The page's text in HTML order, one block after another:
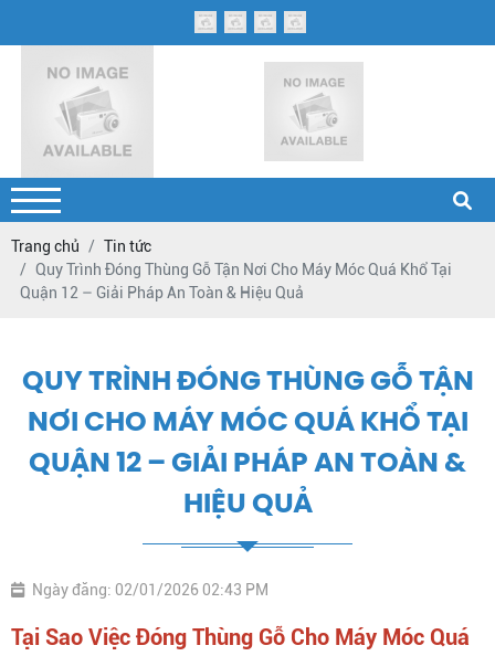
Trang chủ
Tin tức
Quy Trình Đóng Thùng Gỗ Tận Nơi Cho Máy Móc Quá Khổ Tại
Quận 12 – Giải Pháp An Toàn & Hiệu Quả
QUY TRÌNH ĐÓNG THÙNG GỖ TẬN
NƠI CHO MÁY MÓC QUÁ KHỔ TẠI
QUẬN 12 – GIẢI PHÁP AN TOÀN &
HIỆU QUẢ
Ngày đăng: 02/01/2026 02:43 PM
Tại Sao Việc Đóng Thùng Gỗ Cho Máy Móc Quá